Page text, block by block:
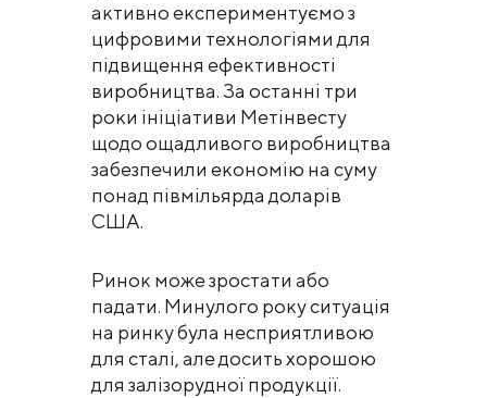
активно експериментуємо з
цифровими технологіями для
підвищення ефективності
виробництва. За останні три
роки ініціативи Метінвесту
щодо ощадливого виробництва
забезпечили економію на суму
понад півмільярда доларів
США.
Ринок може зростати або
падати. Минулого року ситуація
на ринку була несприятливою
для сталі, але досить хорошою
для залізорудної продукції.